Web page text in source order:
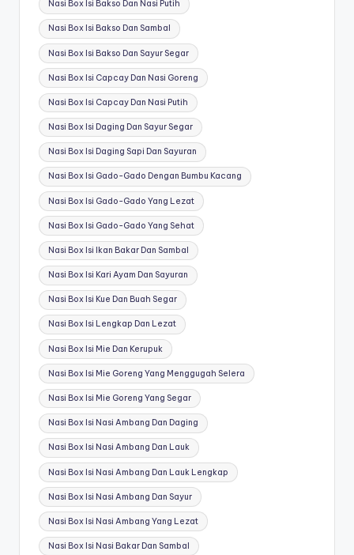
Nasi Box Isi Bakso Dan Nasi Putih
Nasi Box Isi Bakso Dan Sambal
Nasi Box Isi Bakso Dan Sayur Segar
Nasi Box Isi Capcay Dan Nasi Goreng
Nasi Box Isi Capcay Dan Nasi Putih
Nasi Box Isi Daging Dan Sayur Segar
Nasi Box Isi Daging Sapi Dan Sayuran
Nasi Box Isi Gado-Gado Dengan Bumbu Kacang
Nasi Box Isi Gado-Gado Yang Lezat
Nasi Box Isi Gado-Gado Yang Sehat
Nasi Box Isi Ikan Bakar Dan Sambal
Nasi Box Isi Kari Ayam Dan Sayuran
Nasi Box Isi Kue Dan Buah Segar
Nasi Box Isi Lengkap Dan Lezat
Nasi Box Isi Mie Dan Kerupuk
Nasi Box Isi Mie Goreng Yang Menggugah Selera
Nasi Box Isi Mie Goreng Yang Segar
Nasi Box Isi Nasi Ambang Dan Daging
Nasi Box Isi Nasi Ambang Dan Lauk
Nasi Box Isi Nasi Ambang Dan Lauk Lengkap
Nasi Box Isi Nasi Ambang Dan Sayur
Nasi Box Isi Nasi Ambang Yang Lezat
Nasi Box Isi Nasi Bakar Dan Sambal